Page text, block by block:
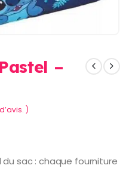
–
)
du sac : chaque fourniture